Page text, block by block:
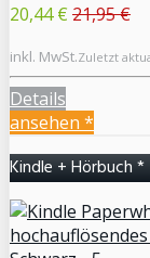
20,44 € 21,95 €
inkl. MwSt.Zuletzt
Details
ansehen *
Kindle + Hörbuch *